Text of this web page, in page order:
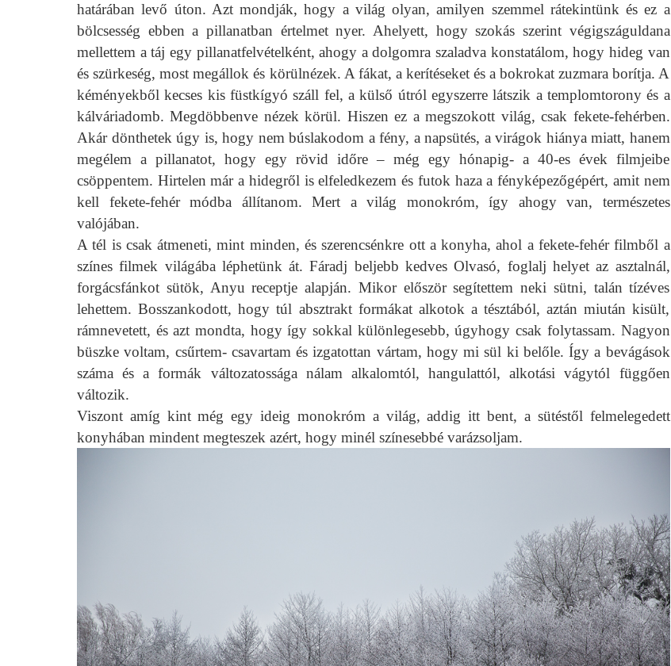
határában levő úton. Azt mondják, hogy a világ olyan, amilyen szemmel rátekintünk és ez a
bölcsesség ebben a pillanatban értelmet nyer. Ahelyett, hogy szokás szerint végigszáguldana
mellettem a táj egy pillanatfelvételként, ahogy a dolgomra szaladva konstatálom, hogy hideg van
és szürkeség, most megállok és körülnézek. A fákat, a kerítéseket és a bokrokat zuzmara borítja. A
kéményekből kecses kis füstkígyó száll fel, a külső útról egyszerre látszik a templomtorony és a
kálváriadomb. Megdöbbenve nézek körül. Hiszen ez a megszokott világ, csak fekete-fehérben.
Akár dönthetek úgy is, hogy nem búslakodom a fény, a napsütés, a virágok hiánya miatt, hanem
megélem a pillanatot, hogy egy rövid időre – még egy hónapig- a 40-es évek filmjeibe
csöppentem. Hirtelen már a hidegről is elfeledkezem és futok haza a fényképezőgépért, amit nem
kell fekete-fehér módba állítanom. Mert a világ monokróm, így ahogy van, természetes
valójában.
A tél is csak átmeneti, mint minden, és szerencsénkre ott a konyha, ahol a fekete-fehér filmből a
színes filmek világába léphetünk át. Fáradj beljebb kedves Olvasó, foglalj helyet az asztalnál,
forgácsfánkot sütök, Anyu receptje alapján. Mikor először segítettem neki sütni, talán tízéves
lehettem. Bosszankodott, hogy túl absztrakt formákat alkotok a tésztából, aztán miután kisült,
rámnevetett, és azt mondta, hogy így sokkal különlegesebb, úgyhogy csak folytassam. Nagyon
büszke voltam, csűrtem- csavartam és izgatottan vártam, hogy mi sül ki belőle. Így a bevágások
száma és a formák változatossága nálam alkalomtól, hangulattól, alkotási vágytól függően
változik.
Viszont amíg kint még egy ideig monokróm a világ, addig itt bent, a sütéstől felmelegedett
konyhában mindent megteszek azért, hogy minél színesebbé varázsoljam.